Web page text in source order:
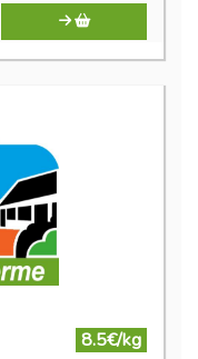
8.5€/kg